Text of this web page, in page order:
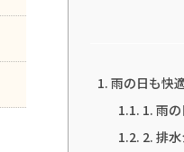
雨の日も快
1. 雨
2. 排